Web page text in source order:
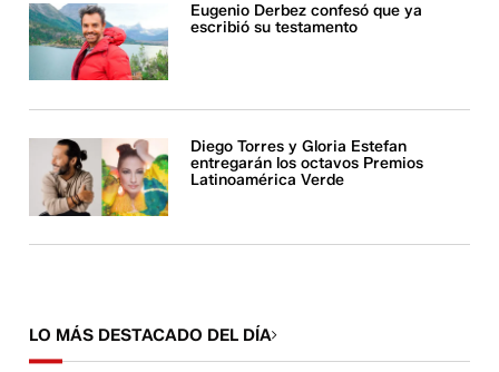
Eugenio Derbez confesó que ya
escribió su testamento
Diego Torres y Gloria Estefan
entregarán los octavos Premios
Latinoamérica Verde
LO MÁS DESTACADO DEL DÍA